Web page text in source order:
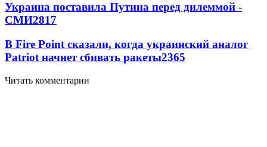
Украина поставила Путина перед дилеммой -
СМИ2817
В Fire Point сказали, когда украинский аналог
Patriot начнет сбивать ракеты2365
Читать комментарии